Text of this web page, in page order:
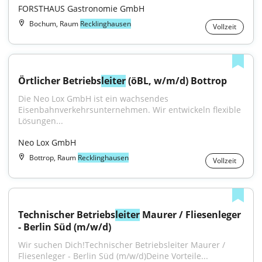
FORSTHAUS Gastronomie GmbH
Bochum, Raum Recklinghausen Vollzeit
Örtlicher Betriebsleiter (öBL, w/m/d) Bottrop
Die Neo Lox GmbH ist ein wachsendes
Eisenbahnverkehrsunternehmen. Wir entwickeln flexible
Lösungen...
Neo Lox GmbH
Bottrop, Raum Recklinghausen Vollzeit
Technischer Betriebsleiter Maurer / Fliesenleger
- Berlin Süd (m/w/d)
Wir suchen Dich!Technischer Betriebsleiter Maurer /
Fliesenleger - Berlin Süd (m/w/d)Deine Vorteile...